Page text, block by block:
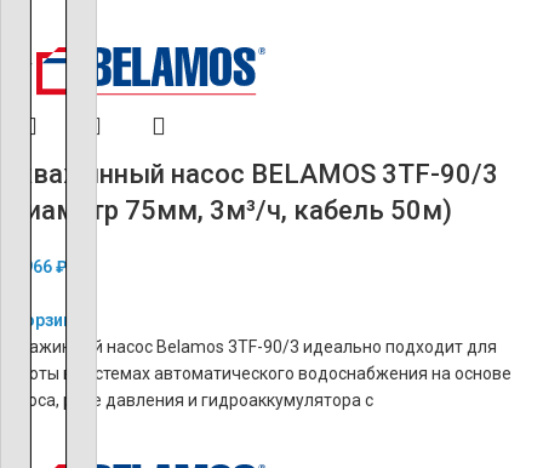
ХИТ
Скважинный насос BELAMOS 3TF-90/3
(диаметр 75мм, 3м³/ч, кабель 50м)
16 966₽
В корзину
Скважинный насос Belamos 3TF-90/3 идеально подходит для
работы в системах автоматического водоснабжения на основе
насоса, реле давления и гидроаккумулятора с